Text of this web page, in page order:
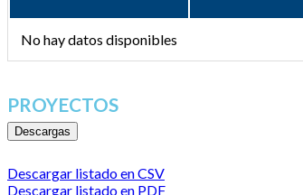
No hay datos disponibles
PROYECTOS
Descargas
Descargar listado en CSV
Descargar listado en PDF